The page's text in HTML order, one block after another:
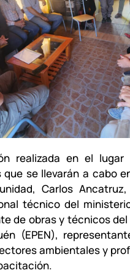
realizada en el lugar
se llevarán a cabo
Carlos
técnico del
de obras y técnicos
(EPEN),
ambientales y